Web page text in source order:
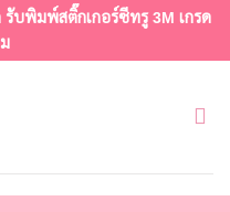
บพิมพ์สติ๊กเกอร์ซีทรู 3M เกรด